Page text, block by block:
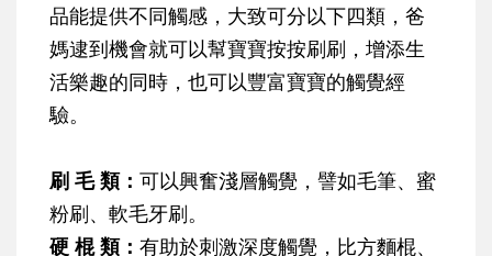
品能提供不同觸感，大致可分以下四類，爸
媽逮到機會就可以幫寶寶按按刷刷，增添生
活樂趣的同時，也可以豐富寶寶的觸覺經
驗。
刷 毛 類： 可以興奮淺層觸覺，譬如毛筆、蜜
粉刷、軟毛牙刷。
硬 棍 類： 有助於刺激深度觸覺，比方麵棍、